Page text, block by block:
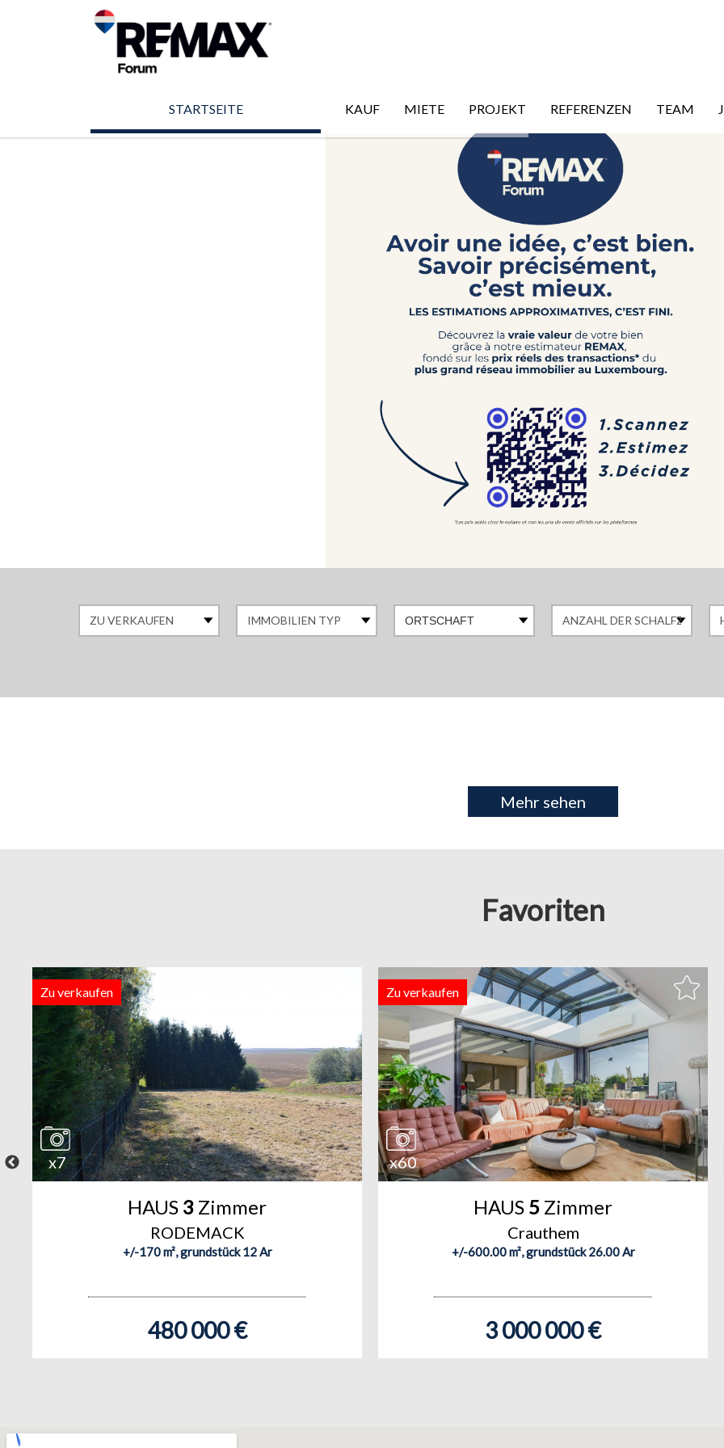
STARTSEITE KAUF MIETE PROJEKT REFERENZEN TEAM
ORTSCHAFT
Mehr sehen
Favoriten
x7
Zu verkaufen
HAUS 3 Zimmer
RODEMACK
+/-170 m², grundstück 12 Ar
480 000 €
x60
Zu verkaufen
HAUS 5 Zimmer
Crauthem
+/-600.00 m², grundstück 26.00 Ar
3 000 000 €